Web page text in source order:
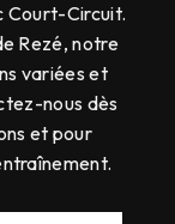
Court-Circuit.
Rezé, notre
variées et
nous dès
et pour